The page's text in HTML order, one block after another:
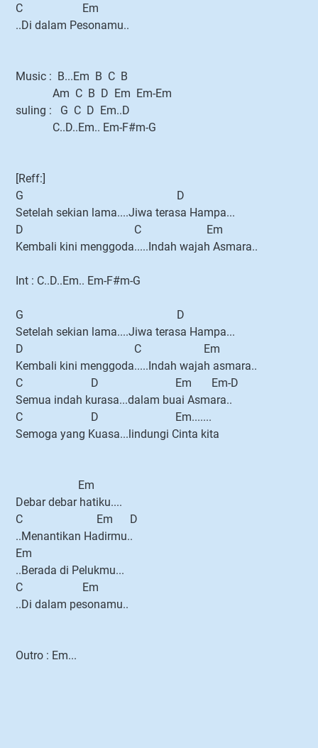
C Em
..Di dalam Pesonamu..
Music : B...Em B C B
Am C B D Em Em-Em
suling : G C D Em..D
C..D..Em.. Em-F#m-G
[Reff:]
G D
Setelah sekian lama....Jiwa terasa Hampa...
D C Em
Kembali kini menggoda.....Indah wajah Asmara..
Int : C..D..Em.. Em-F#m-G
G D
Setelah sekian lama....Jiwa terasa Hampa...
D C Em
Kembali kini menggoda.....Indah wajah asmara..
C D Em Em-D
Semua indah kurasa...dalam buai Asmara..
C D Em.......
Semoga yang Kuasa...lindungi Cinta kita
Em
Debar debar hatiku....
C Em D
..Menantikan Hadirmu..
Em
..Berada di Pelukmu...
C Em
..Di dalam pesonamu..
Outro : Em...